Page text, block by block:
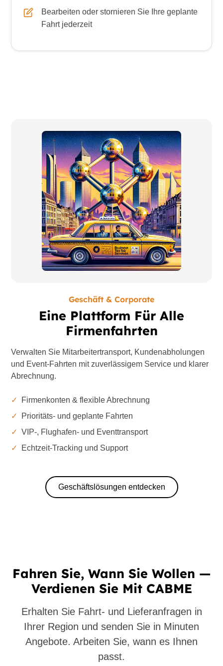
Bearbeiten oder stornieren Sie Ihre geplante
Fahrt jederzeit
Geschäft & Corporate
Eine Plattform Für Alle
Firmenfahrten
Verwalten Sie Mitarbeitertransport, Kundenabholungen
und Event-Fahrten mit zuverlässigem Service und klarer
Abrechnung.
✓
Firmenkonten & flexible Abrechnung
✓
Prioritäts- und geplante Fahrten
✓
VIP-, Flughafen- und Eventtransport
✓
Echtzeit-Tracking und Support
Geschäftslösungen entdecken
Fahren Sie, Wann Sie Wollen —
Verdienen Sie Mit CABME
Erhalten Sie Fahrt- und Lieferanfragen in
Ihrer Region und senden Sie in Minuten
Angebote. Arbeiten Sie, wann es Ihnen
passt.